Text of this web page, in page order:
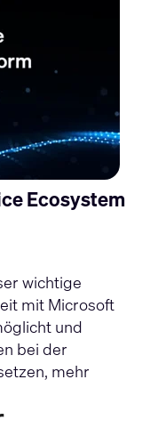
Ecosystem
wichtige
mit Microsoft
und
bei der
mehr